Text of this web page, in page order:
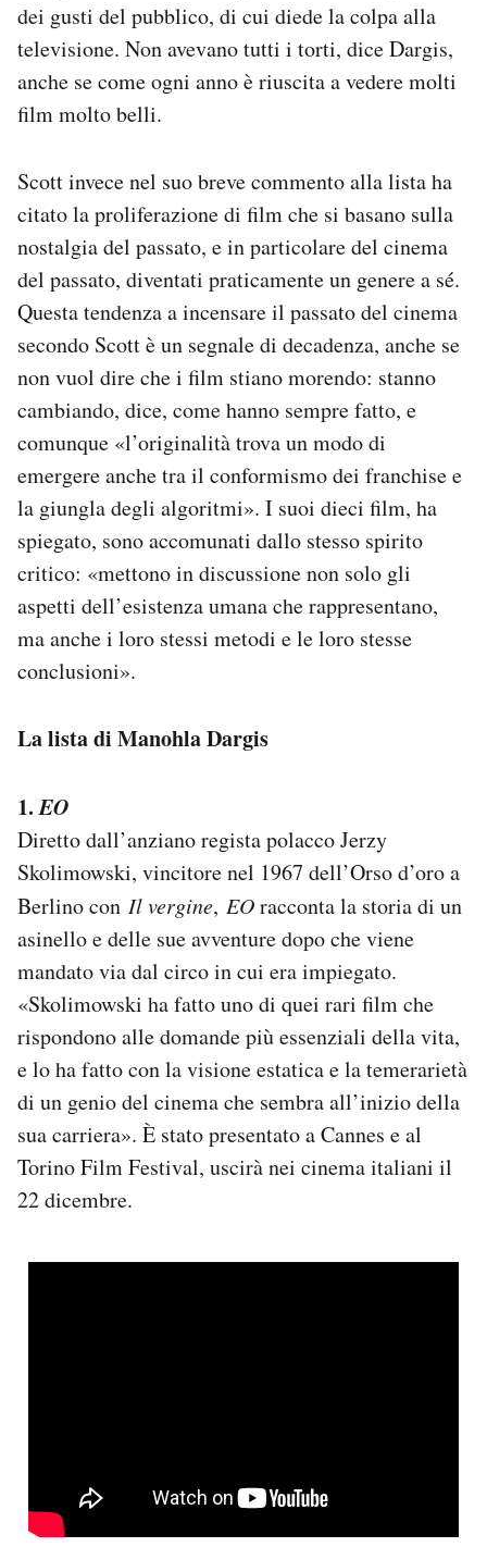
dei gusti del pubblico, di cui diede la colpa alla
televisione. Non avevano tutti i torti, dice Dargis,
anche se come ogni anno è riuscita a vedere molti
film molto belli.
Scott invece nel suo breve commento alla lista ha
citato la proliferazione di film che si basano sulla
nostalgia del passato, e in particolare del cinema
del passato, diventati praticamente un genere a sé.
Questa tendenza a incensare il passato del cinema
secondo Scott è un segnale di decadenza, anche se
non vuol dire che i film stiano morendo: stanno
cambiando, dice, come hanno sempre fatto, e
comunque «l’originalità trova un modo di
emergere anche tra il conformismo dei franchise e
la giungla degli algoritmi». I suoi dieci film, ha
spiegato, sono accomunati dallo stesso spirito
critico: «mettono in discussione non solo gli
aspetti dell’esistenza umana che rappresentano,
ma anche i loro stessi metodi e le loro stesse
conclusioni».
La lista di Manohla Dargis
1.EO
Diretto dall’anziano regista polacco Jerzy
Skolimowski, vincitore nel 1967 dell’Orso d’oro a
Berlino con Il vergine, EOracconta la storia di un
asinello e delle sue avventure dopo che viene
mandato via dal circo in cui era impiegato.
«Skolimowski ha fatto uno di quei rari film che
rispondono alle domande più essenziali della vita,
e lo ha fatto con la visione estatica e la temerarietà
di un genio del cinema che sembra all’inizio della
sua carriera». È stato presentato a Cannes e al
Torino Film Festival, uscirà nei cinema italiani il
22 dicembre.